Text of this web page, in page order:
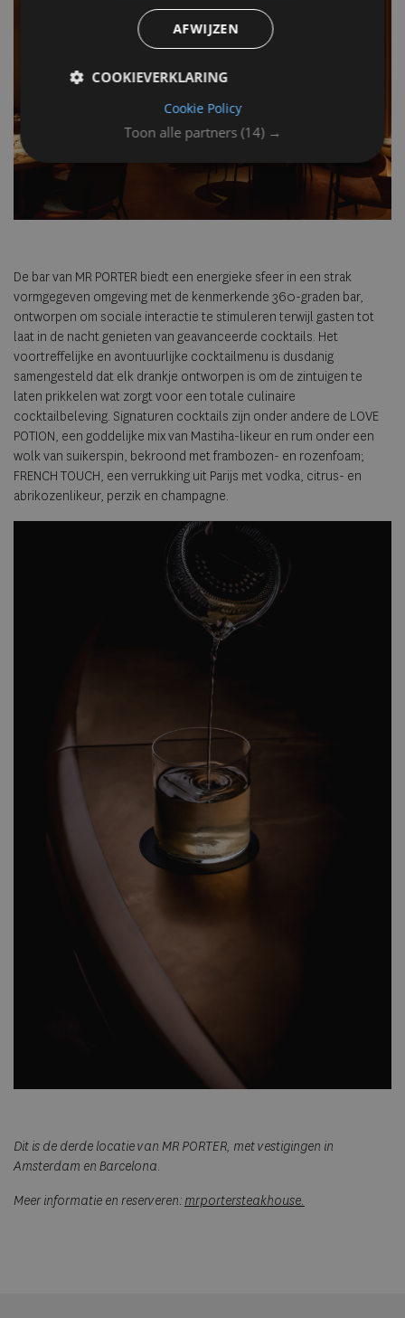
De bar van MR PORTER biedt een energieke sfeer in een strak
vormgegeven omgeving met de kenmerkende 360-graden bar,
ontworpen om sociale interactie te stimuleren terwijl gasten tot
laat in de nacht genieten van geavanceerde cocktails. Het
voortreffelijke en avontuurlijke cocktailmenu is dusdanig
samengesteld dat elk drankje ontworpen is om de zintuigen te
laten prikkelen wat zorgt voor een totale culinaire
cocktailbeleving. Signaturen cocktails zijn onder andere de LOVE
POTION, een goddelijke mix van Mastiha-likeur en rum onder een
wolk van suikerspin, bekroond met frambozen- en rozenfoam;
FRENCH TOUCH, een verrukking uit Parijs met vodka, citrus- en
abrikozenlikeur, perzik en champagne.
Dit is de derde locatie van MR PORTER, met vestigingen in
Amsterdam en Barcelona.
Meer informatie en reserveren: mrportersteakhouse.
Toon alle partners (14) →
AFWIJZEN
COOKIEVERKLARING
Cookie Policy